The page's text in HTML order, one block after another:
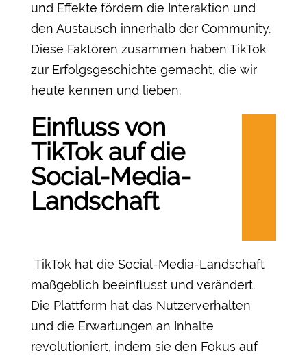
und Effekte fördern die Interaktion und
den Austausch innerhalb der Community.
Diese Faktoren zusammen haben TikTok
zur Erfolgsgeschichte gemacht, die wir
heute kennen und lieben.
Einfluss von
TikTok auf die
Social-Media-
Landschaft
TikTok hat die Social-Media-Landschaft
maßgeblich beeinflusst und verändert.
Die Plattform hat das Nutzerverhalten
und die Erwartungen an Inhalte
revolutioniert, indem sie den Fokus auf